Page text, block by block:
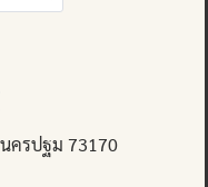
ครปฐม 73170